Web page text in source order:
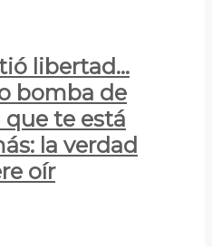
libertad…
bomba de
que te está
la verdad
oír